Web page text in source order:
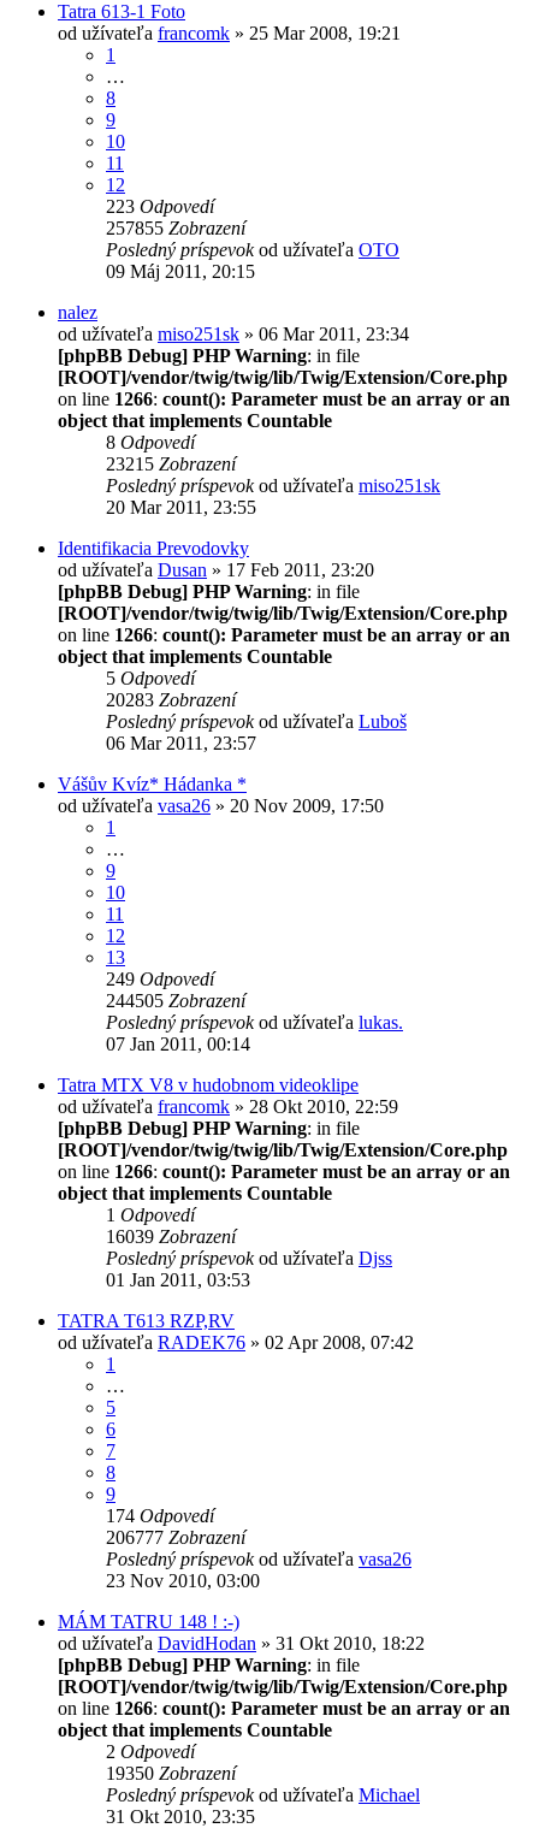
Tatra 613-1 Foto
od užívateľa francomk » 25 Mar 2008, 19:21
1
…
8
9
10
11
12
223 Odpovedí
257855 Zobrazení
Posledný príspevokod užívateľa OTO
09 Máj 2011, 20:15
nalez
od užívateľa miso251sk » 06 Mar 2011, 23:34
[phpBB Debug] PHP Warning: in file
[ROOT]/vendor/twig/twig/lib/Twig/Extension/Core.php
on line 1266: count(): Parameter must be an array or an
object that implements Countable
8 Odpovedí
23215 Zobrazení
Posledný príspevokod užívateľa miso251sk
20 Mar 2011, 23:55
Identifikacia Prevodovky
od užívateľa Dusan » 17 Feb 2011, 23:20
[phpBB Debug] PHP Warning: in file
[ROOT]/vendor/twig/twig/lib/Twig/Extension/Core.php
on line 1266: count(): Parameter must be an array or an
object that implements Countable
5 Odpovedí
20283 Zobrazení
Posledný príspevokod užívateľa Luboš
06 Mar 2011, 23:57
Vášův Kvíz* Hádanka *
od užívateľa vasa26 » 20 Nov 2009, 17:50
1
…
9
10
11
12
13
249 Odpovedí
244505 Zobrazení
Posledný príspevokod užívateľa lukas.
07 Jan 2011, 00:14
Tatra MTX V8 v hudobnom videoklipe
od užívateľa francomk » 28 Okt 2010, 22:59
[phpBB Debug] PHP Warning: in file
[ROOT]/vendor/twig/twig/lib/Twig/Extension/Core.php
on line 1266: count(): Parameter must be an array or an
object that implements Countable
1 Odpovedí
16039 Zobrazení
Posledný príspevokod užívateľa Djss
01 Jan 2011, 03:53
TATRA T613 RZP,RV
od užívateľa RADEK76 » 02 Apr 2008, 07:42
1
…
5
6
7
8
9
174 Odpovedí
206777 Zobrazení
Posledný príspevokod užívateľa vasa26
23 Nov 2010, 03:00
MÁM TATRU 148 ! :-)
od užívateľa DavidHodan » 31 Okt 2010, 18:22
[phpBB Debug] PHP Warning: in file
[ROOT]/vendor/twig/twig/lib/Twig/Extension/Core.php
on line 1266: count(): Parameter must be an array or an
object that implements Countable
2 Odpovedí
19350 Zobrazení
Posledný príspevokod užívateľa Michael
31 Okt 2010, 23:35